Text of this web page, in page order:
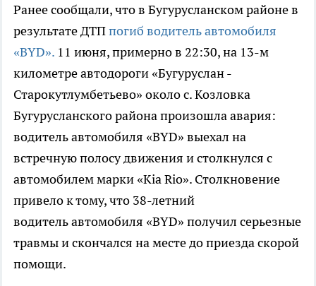
Ранее сообщали, что в Бугурусланском районе в
результате ДТПпогиб водитель автомобиля
«BYD». 11 июня, примерно в 22:30, на 13-м
километре автодороги «Бугуруслан -
Старокутлумбетьево» около с. Козловка
Бугурусланского района произошла авария:
водитель автомобиля «BYD» выехал на
встречную полосу движения и столкнулся с
автомобилем марки «Kia Rio». Столкновение
привело к тому, что 38-летний
водитель автомобиля «BYD» получил серьезные
травмы и скончался на месте до приезда скорой
помощи.